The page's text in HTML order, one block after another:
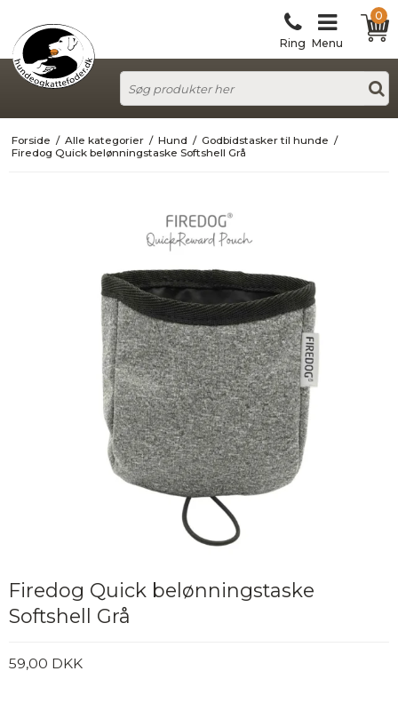
Ring Menu
0
Forside / Alle kategorier / Hund / Godbidstasker til hunde /
Firedog Quick belønningstaske Softshell Grå
Firedog Quick belønningstaske
Softshell Grå
59,00 DKK